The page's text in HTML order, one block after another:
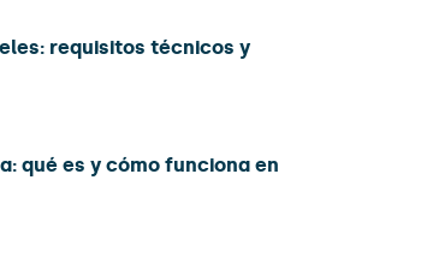
requisitos técnicos y
qué es y cómo funciona en